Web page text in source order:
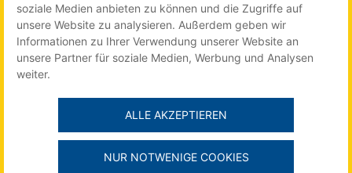
Der Stellenmarkt für Auszubildende online auf:
Impressum
Datenschutzerklärung
soziale Medien anbieten zu können und die Zugriffe auf
unsere Website zu analysieren. Außerdem geben wir
Informationen zu Ihrer Verwendung unserer Website an
unsere Partner für soziale Medien, Werbung und Analysen
weiter.
ALLE AKZEPTIEREN
NUR NOTWENIGE COOKIES